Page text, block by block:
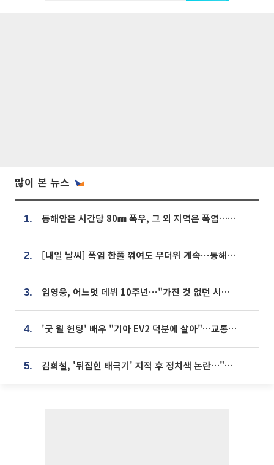
많이 본 뉴스
1. 동해안은 시간당 80㎜ 폭우, 그 외 지역은 폭염…‘극과 극 날씨’
2. [내일 날씨] 폭염 한풀 꺾여도 무더위 계속⋯동해안 이틀 연속 비
3. 임영웅, 어느덧 데뷔 10주년⋯"가진 것 없던 시절, 내 앞엔 20명의 팬뿐"
4. '굿 윌 헌팅' 배우 "기아 EV2 덕분에 살아"…교통사고 후 안전성 극찬
5. 김희철, '뒤집힌 태극기' 지적 후 정치색 논란…"좌우 떠나 우리나라 국기"